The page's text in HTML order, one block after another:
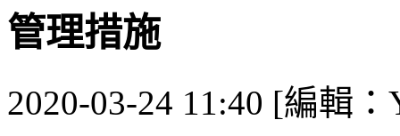
管理措施
2020-03-24 11:40 [編輯